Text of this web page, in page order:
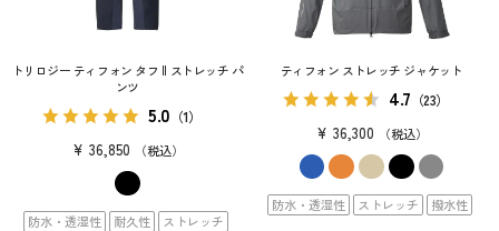
トリロジー ティフォン タフ II ストレッチ パ
ンツ
5.0 （1）
¥ 36,850 税込
防水・透湿性 耐久性 ストレッチ
ティフォン ストレッチ ジャケット
4.7 （23）
¥ 36,300 税込
防水・透湿性 ストレッチ 撥水性